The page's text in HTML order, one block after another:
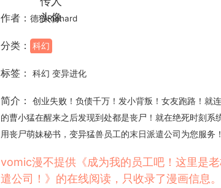
作者： 德猫Richard
分类： 科幻
标签： 科幻 变异进化
简介：
创业失败！负债千万！发小背叛！女友跑路！就
的曹小猛在醒来之后发现到处都是丧尸！就在绝死时刻系
用丧尸萌妹秘书，变异猛兽员工的末日派遣公司为您服务
vomic漫不提供《成为我的员工吧！这里是
遣公司！》的在线阅读，只收录了漫画信息